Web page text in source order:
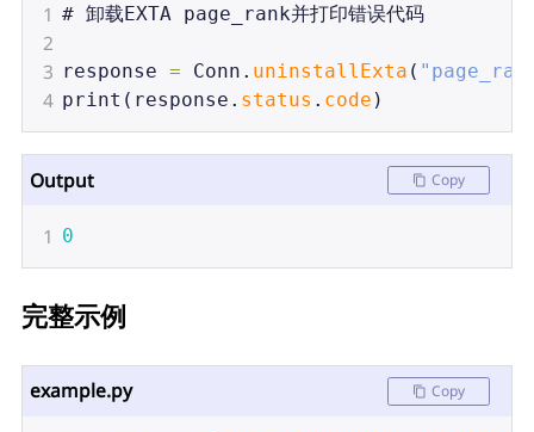
1 # 卸载EXTA page_rank并打印错误代码
2
3 response = Conn . uninstallExta (
4 print ( response . status . code )
Output Copy
1 0
完整示例
example.py Copy